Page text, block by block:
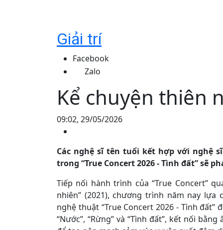
Giải trí
Facebook
Zalo
Kể chuyện thiên
09:02, 29/05/2026
Các nghệ sĩ tên tuổi kết hợp với nghệ
trong “True Concert 2026 - Tình đất” sẽ
Tiếp nối hành trình của “True Concert”
nhiên” (2021), chương trình năm nay lựa
nghệ thuật “True Concert 2026 - Tình đất”
“Nước”, “Rừng” và “Tình đất”, kết nối